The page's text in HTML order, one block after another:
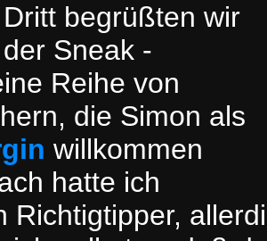
begrüßten wir
Sneak -
Reihe von
die Simon als
willkommen
hatte ich
Richtigtipper,